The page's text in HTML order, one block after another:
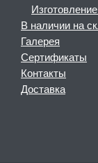
В наличии на
Галерея
Сертификаты
Контакты
Доставка